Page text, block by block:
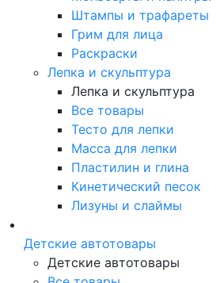
Штампы и трафареты
Грим для лица
Раскраски
Лепка и скульптура
Лепка и скульптура
Все товары
Тесто для лепки
Масса для лепки
Пластилин и глина
Кинетический песок
Лизуны и слаймы
Детские автотовары
Детские автотовары